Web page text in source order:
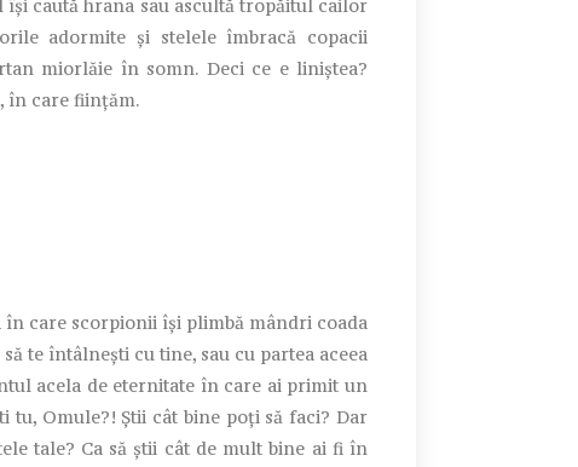
caută hrana sau ascultă tropăitul cailor
adormite și stelele îmbracă copacii
miorlăie în somn. Deci ce e liniștea?
în care ființăm.
care scorpionii își plimbă mândri coada
te întâlnești cu tine, sau cu partea aceea
acela de eternitate în care ai primit un
tu, Omule?! Știi cât bine poți să faci? Dar
tale? Ca să știi cât de mult bine ai fi în